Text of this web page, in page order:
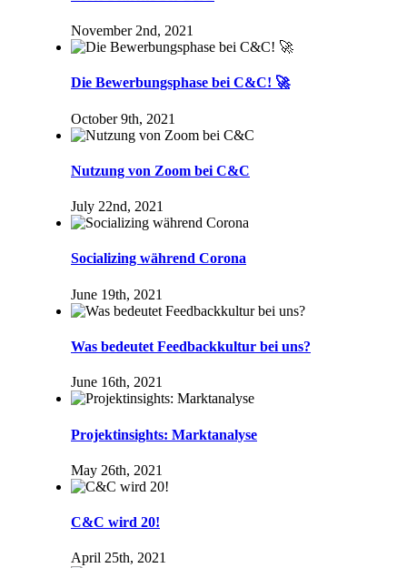
November 2nd, 2021
Die Bewerbungsphase bei C&C! 🚀
October 9th, 2021
Nutzung von Zoom bei C&C
July 22nd, 2021
Socializing während Corona
June 19th, 2021
Was bedeutet Feedbackkultur bei uns?
June 16th, 2021
Projektinsights: Marktanalyse
May 26th, 2021
C&C wird 20!
April 25th, 2021